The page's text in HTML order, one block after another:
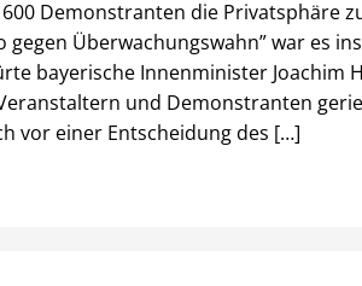
Demonstranten die Privatsphäre
gegen Überwachungswahn” war es
bayerische Innenminister Joachim
und Demonstranten
vor einer Entscheidung des […]